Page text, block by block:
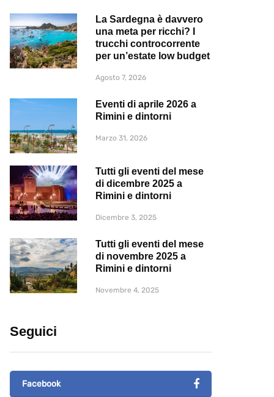
La Sardegna è davvero
una meta per ricchi? I
trucchi controcorrente
per un’estate low budget
Agosto 7, 2026
Eventi di aprile 2026 a
Rimini e dintorni
Marzo 31, 2026
Tutti gli eventi del mese
di dicembre 2025 a
Rimini e dintorni
Dicembre 3, 2025
Tutti gli eventi del mese
di novembre 2025 a
Rimini e dintorni
Novembre 4, 2025
Seguici
Facebook